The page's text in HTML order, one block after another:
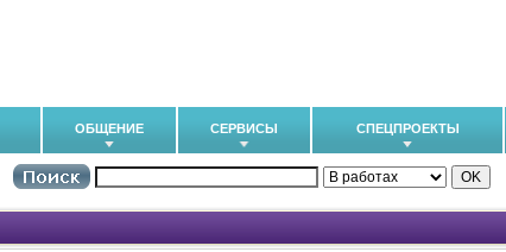
ОБЩЕНИЕ СЕРВИСЫ СПЕЦПРОЕКТЫ